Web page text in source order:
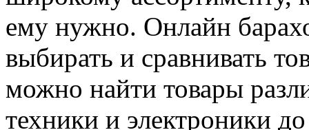
ему нужно. Онлайн
выбирать и сравнивать
можно найти товары
техники и электроники